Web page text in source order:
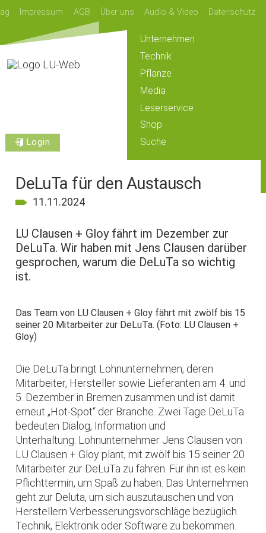
Impressum AGB Über uns Audio & Video Datenschutz
Login
Unternehmen
Technik
Pflanze
Media
Leserservice
Shop
Suche
DeLuTa für den Austausch
11.11.2024
LU Clausen + Gloy fährt im Dezember zur
DeLuTa. Wir haben mit Jens Clausen darüber
gesprochen, warum die DeLuTa so wichtig
ist.
Das Team von LU Clausen + Gloy fährt mit zwölf bis 15
seiner 20 Mitarbeiter zur DeLuTa. (Foto: LU Clausen +
Gloy)
Die DeLuTa bringt Lohnunternehmen, deren
Mitarbeiter, Hersteller sowie Lieferanten am 4. und
5. Dezember in Bremen zusammen und ist damit
erneut „Hot-Spot“ der Branche. Zwei Tage DeLuTa
bedeuten Dialog, Information und
Unterhaltung. Lohnunternehmer Jens Clausen von
LU Clausen + Gloy plant, mit zwölf bis 15 seiner 20
Mitarbeiter zur DeLuTa zu fahren. Für ihn ist es kein
Pflichttermin, um Spaß zu haben. Das Unternehmen
geht zur Deluta, um sich auszutauschen und von
Herstellern Verbesserungsvorschläge bezüglich
Technik, Elektronik oder Software zu bekommen.